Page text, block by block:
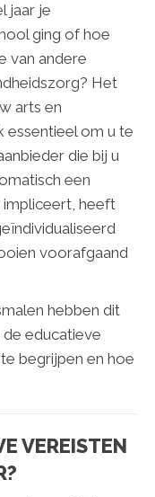
jaar je
ging of hoe
van andere
Het
arts en
essentieel om u te
die bij u
een
impliceert, heeft
voorafgaand
hebben dit
educatieve
begrijpen en hoe
VEREISTEN